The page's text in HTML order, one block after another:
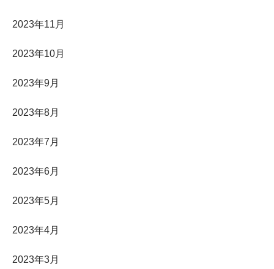
2023年11月
2023年10月
2023年9月
2023年8月
2023年7月
2023年6月
2023年5月
2023年4月
2023年3月